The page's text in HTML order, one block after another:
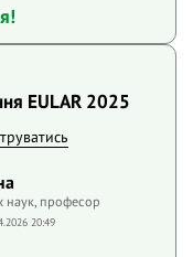
EULAR 2025
наук, професор
20:49